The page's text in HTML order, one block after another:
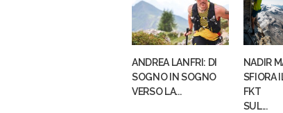
ANDREA LANFRI: DI
SOGNO IN SOGNO
VERSO LA...
NADIR
SFIORA
FKT
SUL...